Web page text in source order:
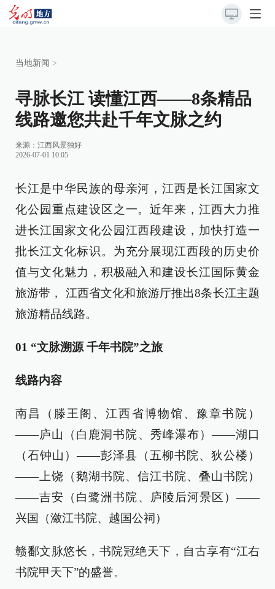
当地新闻 >
寻脉长江 读懂江西——8条精品
线路邀您共赴千年文脉之约
来源： 江西风景独好
2026-07-01 10:05
长江是中华民族的母亲河，江西是长江国家文
化公园重点建设区之一。近年来，江西大力推
进长江国家文化公园江西段建设，加快打造一
批长江文化标识。为充分展现江西段的历史价
值与文化魅力，积极融入和建设长江国际黄金
旅游带， 江西省文化和旅游厅推出8条长江主题
旅游精品线路。
01 “文脉溯源 千年书院”之旅
线路内容
南昌（滕王阁、江西省博物馆、豫章书院）
——庐山（白鹿洞书院、秀峰瀑布）——湖口
（石钟山）——彭泽县（五柳书院、狄公楼）
——上饶（鹅湖书院、信江书院、叠山书院）
——吉安（白鹭洲书院、庐陵后河景区）——
兴国（潋江书院、越国公祠）
赣鄱文脉悠长，书院冠绝天下，自古享有“江右
书院甲天下”的盛誉。